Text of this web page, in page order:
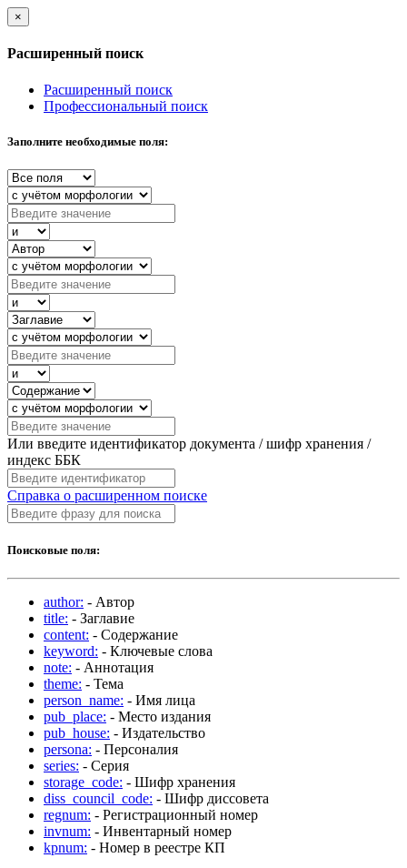
×
Расширенный поиск
Расширенный поиск
Профессиональный поиск
Заполните необходимые поля:
Или введите идентификатор документа / шифр хранения /
индекс ББК
Справка о расширенном поиске
Поисковые поля:
author: - Автор
title: - Заглавие
content: - Содержание
keyword: - Ключевые слова
note: - Аннотация
theme: - Тема
person_name: - Имя лица
pub_place: - Место издания
pub_house: - Издательство
persona: - Персоналия
series: - Серия
storage_code: - Шифр хранения
diss_council_code: - Шифр диссовета
regnum: - Регистрационный номер
invnum: - Инвентарный номер
kpnum: - Номер в реестре КП